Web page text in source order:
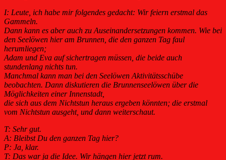
I: Leute, ich habe mir folgendes gedacht: Wir feiern erstmal das
Gammeln.
Dann kann es aber auch zu Auseinandersetzungen kommen. Wie bei
den Seelöwen hier am Brunnen, die den ganzen Tag faul
herumliegen;
Adam und Eva auf sichertragen müssen, die beide auch
stundenlang nichts tun.
Manchmal kann man bei den Seelöwen Aktivitätsschübe
beobachten. Dann diskutieren die Brunnenseelöwen über die
Möglichkeiten einer Innenstadt,
die sich aus dem Nichtstun heraus ergeben könnten; die erstmal
vom Nichtstun ausgeht, und dann weiterschaut.
T: Sehr gut.
A: Bleibst Du den ganzen Tag hier?
P: Ja, klar.
T: Das war ja die Idee. Wir hängen hier jetzt rum.